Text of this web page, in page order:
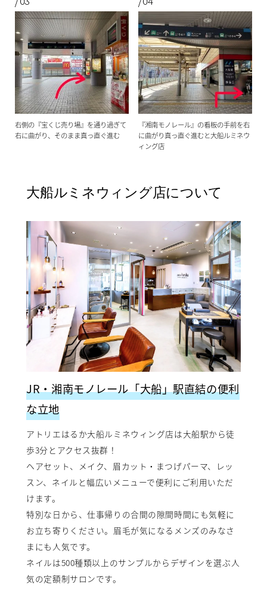
右側の『宝くじ売り場』を通り過ぎて
右に曲がり、そのまま真っ直ぐ進む
『湘南モノレール』の看板の手前を右
に曲がり真っ直ぐ進むと大船ルミネウ
ィング店
大船ルミネウィング店について
JR・湘南モノレール「大船」駅直結の便利
な立地
アトリエはるか大船ルミネウィング店は大船駅から徒
歩3分とアクセス抜群！
ヘアセット、メイク、眉カット・まつげパーマ、レッ
スン、ネイルと幅広いメニューで便利にご利用いただ
けます。
特別な日から、仕事帰りの合間の隙間時間にも気軽に
お立ち寄りください。眉毛が気になるメンズのみなさ
まにも人気です。
ネイルは500種類以上のサンプルからデザインを選ぶ人
気の定額制サロンです。